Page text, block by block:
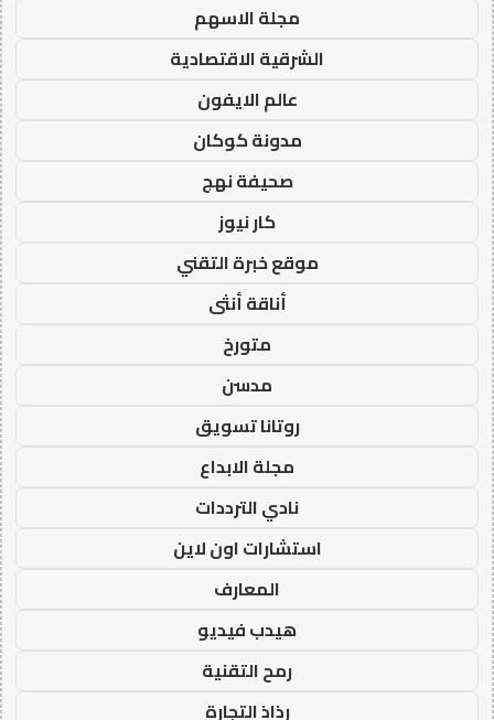
مجلة الاسهم
الشرقية الاقتصادية
عالم الايفون
مدونة كوكان
صحيفة نهج
كار نيوز
موقع خبرة التقني
أناقة أنثى
متورخ
مدسن
روتانا تسويق
مجلة الابداع
نادي الترددات
استشارات اون لاين
المعارف
هيدب فيديو
رمح التقنية
رذاذ التجارة